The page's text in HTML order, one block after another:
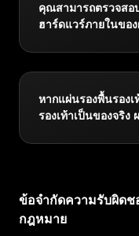
จำนวนน้อยมากที่ขา
เพียงพอ ตามหลักกา
ที่ไม่สามารถสรุปได้
คืนเงินให้คุณโดยอัต
และการเคลื่อนไหว
หน้าปัด ตัวล็อก เม็ดม
ของเราจะระบุส่วน
รายงานอย่างชัดเจ
ข้อสรุปของเราจะขึ้
คุณสามารถตรวจสอ
ฮาร์ดแวร์ภายในขอ
ผลิตภัณฑ์อิเล็กทรอนิ
อยู่กับลักษณะทางกา
เนื้อหา โครงสร้างท
อิเล็กทรอนิกส์และร
หากแผ่นรองพื้นรอง
รองเท้าเป็นของจริง
ยกเว้นที่ชัดเจนสำห
LegitApp บังคับใช้
ตราบใดที่สินค้าที่ส่ง
ข้อจำกัดความรับผิด
กฎหมาย